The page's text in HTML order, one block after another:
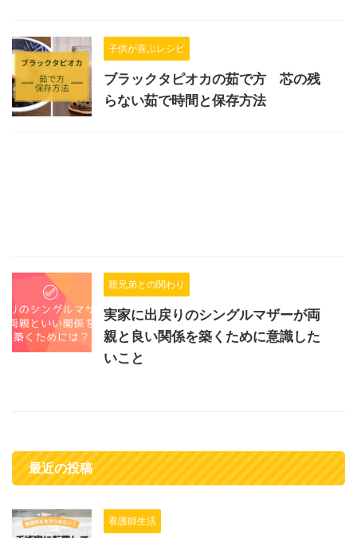
子供が喜ぶレシピ
ブラックタピオカの茹で方 芯の残
らない茹で時間と保存方法
親兄弟との関わり
実家に出戻りのシングルマザーが両
親と良い関係を築くために意識した
いこと
最近の投稿
看護師生活